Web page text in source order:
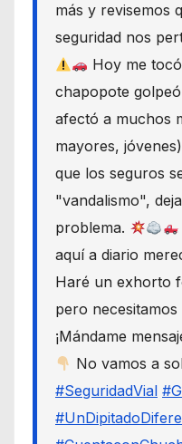
más y revisemos
seguridad nos
Hoy me
chapopote
afectó a muchos
mayores,
que los seguros
"vandalismo",
problema.
aquí a diario
Haré un exhorto
pero
¡Mándame
No vamos a
#SeguridadVial